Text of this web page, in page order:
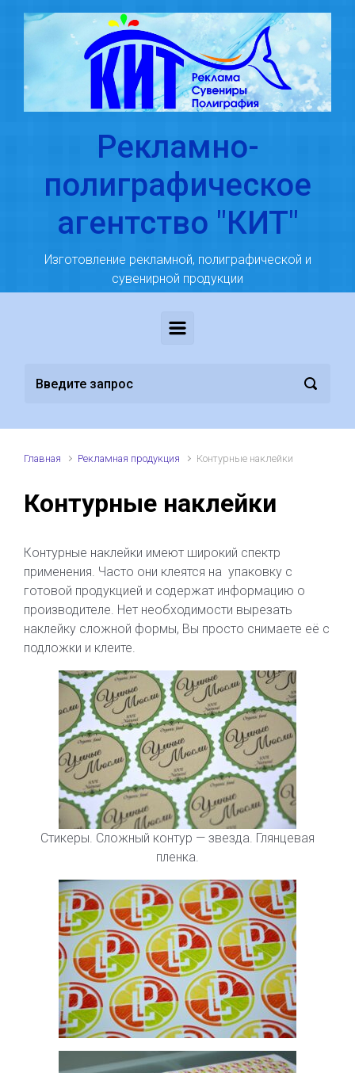
Skip to main content
Рекламно-
полиграфическое
агентство "КИТ"
Изготовление рекламной, полиграфической и
сувенирной продукции
Главная Рекламная продукция Контурные наклейки
Контурные наклейки
Контурные наклейки имеют широкий спектр
применения. Часто они клеятся на упаковку с
готовой продукцией и содержат информацию о
производителе. Нет необходимости вырезать
наклейку сложной формы, Вы просто снимаете её с
подложки и клеите.
Стикеры. Сложный контур — звезда. Глянцевая
пленка.